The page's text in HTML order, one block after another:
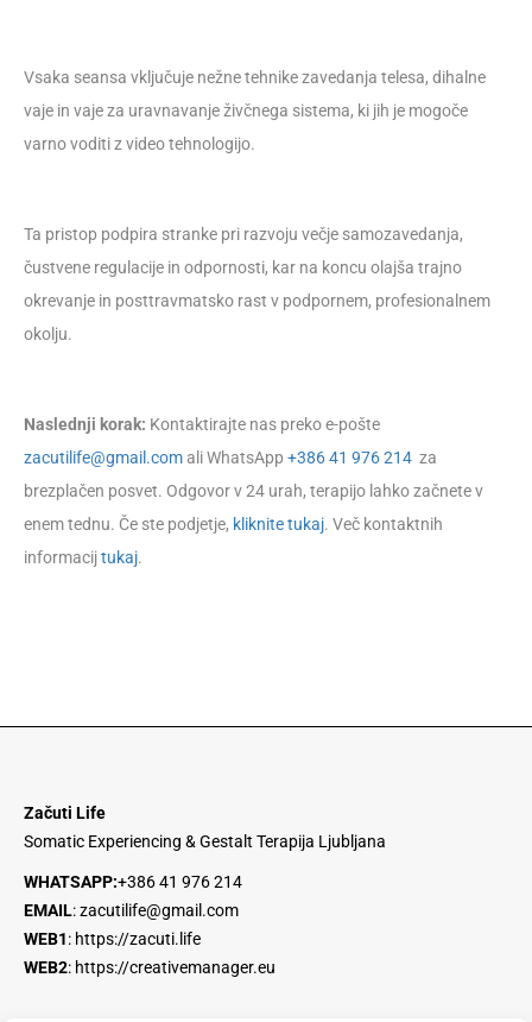
Vsaka seansa vključuje nežne tehnike zavedanja telesa, dihalne
vaje in vaje za uravnavanje živčnega sistema, ki jih je mogoče
varno voditi z video tehnologijo.
Ta pristop podpira stranke pri razvoju večje samozavedanja,
čustvene regulacije in odpornosti, kar na koncu olajša trajno
okrevanje in posttravmatsko rast v podpornem, profesionalnem
okolju.
Naslednji korak: Kontaktirajte nas preko e-pošte
zacutilife@gmail.comali WhatsApp +386 41 976 214 za
brezplačen posvet. Odgovor v 24 urah, terapijo lahko začnete v
enem tednu. Če ste podjetje, kliknite tukaj. Več kontaktnih
informacijtukaj.
Začuti Life
Somatic Experiencing & Gestalt Terapija Ljubljana
WHATSAPP:+386 41 976 214
EMAIL:zacutilife@gmail.com
WEB1: https://zacuti.life
WEB2: https://creativemanager.eu